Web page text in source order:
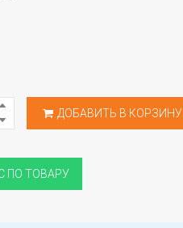
ДОБАВИТЬ В КОРЗИНУ
ПО ТОВАРУ